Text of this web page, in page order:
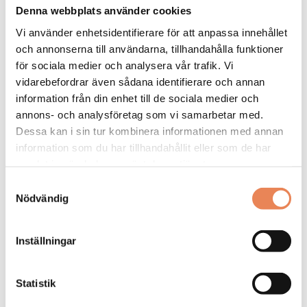
Denna webbplats använder cookies
Vi använder enhetsidentifierare för att anpassa innehållet
och annonserna till användarna, tillhandahålla funktioner
för sociala medier och analysera vår trafik. Vi
vidarebefordrar även sådana identifierare och annan
information från din enhet till de sociala medier och
annons- och analysföretag som vi samarbetar med.
Dessa kan i sin tur kombinera informationen med annan
information som du har tillhandahållit eller som de har
Nödvändig
Inställningar
Statistik
Sista ansökningsdag: 2026-09-04
DAGAR KVAR:
28
Kock